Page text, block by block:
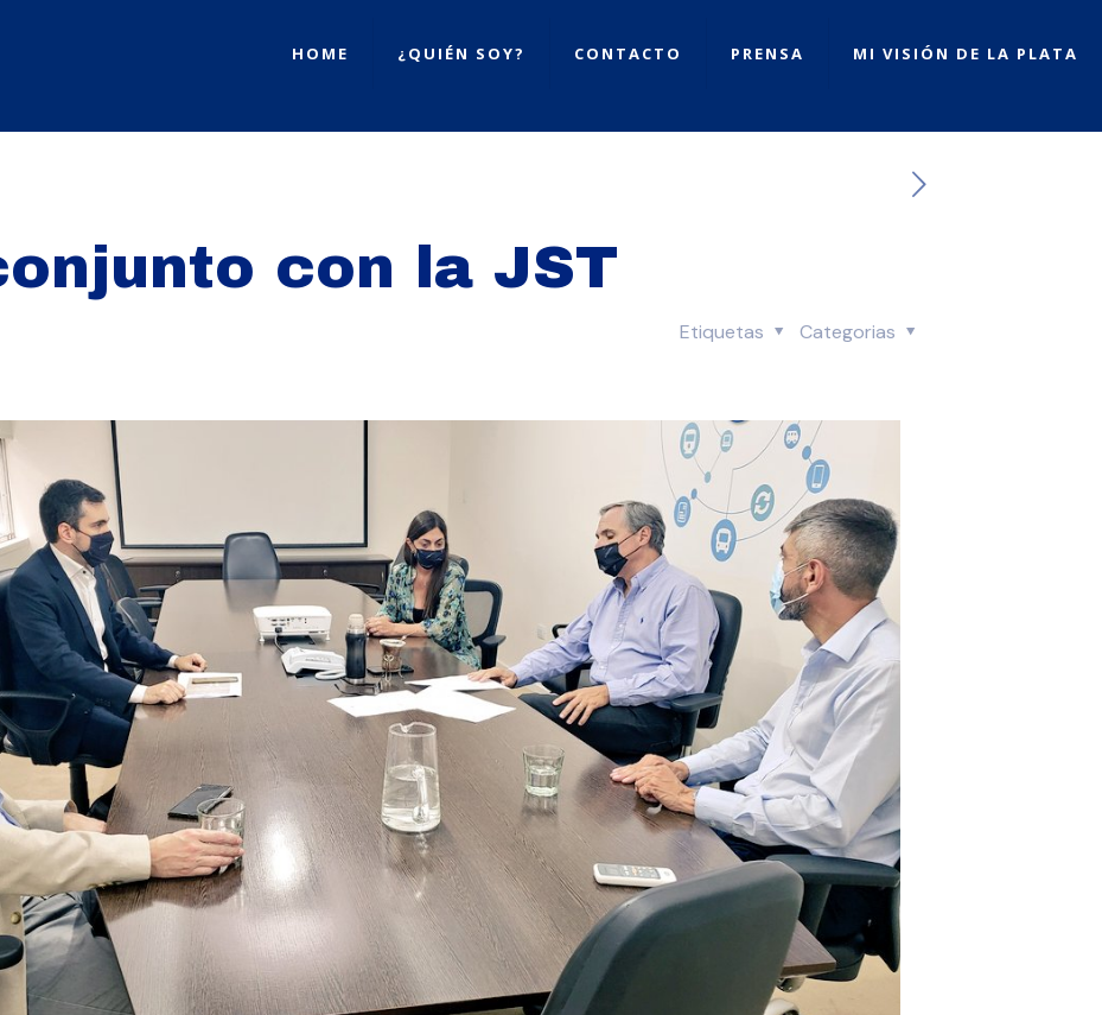
HOME ¿QUIÉN SOY? CONTACTO PRENSA MI VISIÓN DE LA PLATA
con la JST
Categorias
Etiquetas